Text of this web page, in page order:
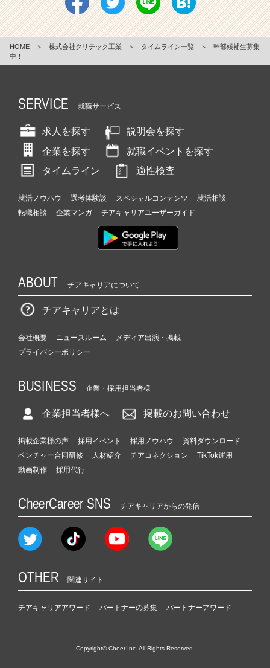
HOME ＞ 株式会社クリテック工業 ＞ タイムライン一覧 ＞
幹部候補生募集
中！
SERVICE 就職サービス
求人を探す
説明会を探す
企業を探す
就職イベントを探す
タイムライン
適性検査
就活ノウハウ 選考体験談 スペシャルコンテンツ
就活相談
転職相談
企業マンガ チアキャリアユーザーガイド
ABOUT チアキャリアについて
チアキャリアとは
会社概要 ニュースルーム
メディア出演・掲載
プライバシーポリシー
BUSINESS 企業・採用担当者様
企業担当者様へ 掲載のお問い合わせ
掲載企業様の声 採用イベント 採用ノウハウ
資料ダウンロード
ベンチャー合同研修
人材紹介 チアコネクション
TikTok運用
動画制作
採用代行
CheerCareer SNS チアキャリアからの発信
OTHER 関連サイト
チアキャリアアワード パートナーの募集 パートナーアワード
Copyright© Cheer Inc. All Rights Reserved.